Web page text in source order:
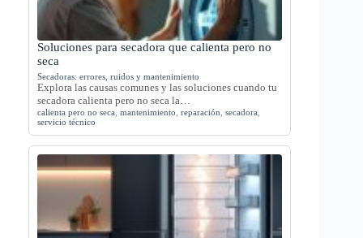
Soluciones para secadora que calienta pero no
seca
Secadoras: errores, ruidos y mantenimiento
Explora las causas comunes y las soluciones cuando tu
secadora calienta pero no seca la…
calienta pero no seca mantenimiento reparación secadora
servicio técnico